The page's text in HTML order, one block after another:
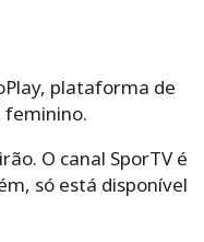
plataforma de
feminino.
O canal SporTV é
só está disponível